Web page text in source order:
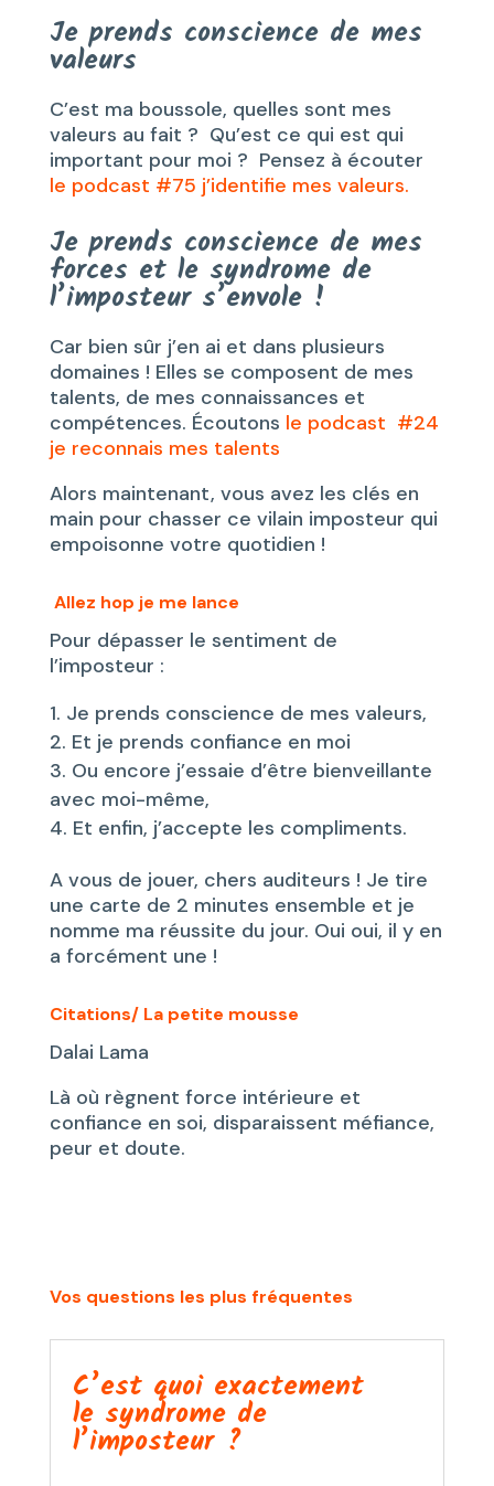
Je prends conscience de mes
valeurs
C’est ma boussole, quelles sont mes
valeurs au fait ? Qu’est ce qui est qui
important pour moi ? Pensez à écouter
le podcast #75 j’identifie mes valeurs.
Je prends conscience de mes
forces et le syndrome de
l’imposteur s’envole !
Car bien sûr j’en ai et dans plusieurs
domaines ! Elles se composent de mes
talents, de mes connaissances et
compétences. Écoutons le podcast #24
je reconnais mes talents
Alors maintenant, vous avez les clés en
main pour chasser ce vilain imposteur qui
empoisonne votre quotidien !
Allez hop je me lance
Pour dépasser le sentiment de
l’imposteur :
Je prends conscience de mes valeurs,
Et je prends confiance en moi
Ou encore j’essaie d’être bienveillante
avec moi-même,
Et enfin, j’accepte les compliments.
A vous de jouer, chers auditeurs ! Je tire
une carte de 2 minutes ensemble et je
nomme ma réussite du jour. Oui oui, il y en
a forcément une !
Citations/ La petite mousse
Dalai Lama
Là où règnent force intérieure et
confiance en soi, disparaissent méfiance,
peur et doute.
Vos questions les plus fréquentes
C’est quoi exactement
le syndrome de
l’imposteur ?